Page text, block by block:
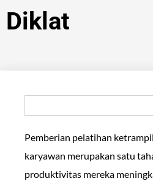
Diklat
Pemberian pelatihan
karyawan merupakan satu
produktivitas mereka